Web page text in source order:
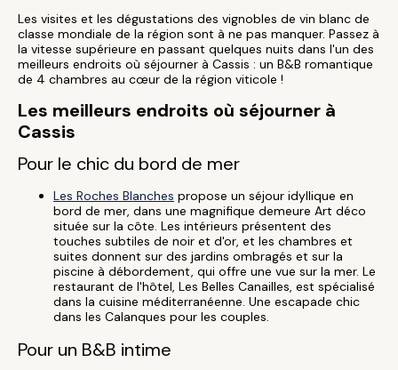
Les visites et les dégustations des vignobles de vin blanc de
classe mondiale de la région sont à ne pas manquer. Passez à
la vitesse supérieure en passant quelques nuits dans l'un des
meilleurs endroits où séjourner à Cassis : un B&B romantique
de 4 chambres au cœur de la région viticole !
Les meilleurs endroits où séjourner à
Cassis
Pour le chic du bord de mer
Les Roches Blanches propose un séjour idyllique en
bord de mer, dans une magnifique demeure Art déco
située sur la côte. Les intérieurs présentent des
touches subtiles de noir et d'or, et les chambres et
suites donnent sur des jardins ombragés et sur la
piscine à débordement, qui offre une vue sur la mer. Le
restaurant de l'hôtel, Les Belles Canailles, est spécialisé
dans la cuisine méditerranéenne. Une escapade chic
dans les Calanques pour les couples.
Pour un B&B intime